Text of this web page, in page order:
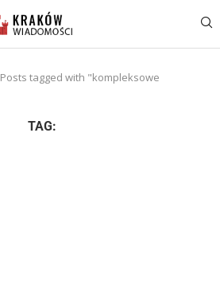
Posts tagged with "kompleksowe
TAG: